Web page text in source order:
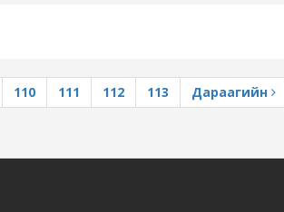
110 111 112 113 Дараагийн